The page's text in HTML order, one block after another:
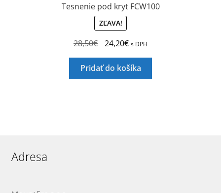
Tesnenie pod kryt FCW100
ZĽAVA!
28,50€
Pôvodná
cena
bola:
28,50€.
24,20€Aktuálna
cena
je:
24,20€.
s DPH
Pridať do košíka
Adresa